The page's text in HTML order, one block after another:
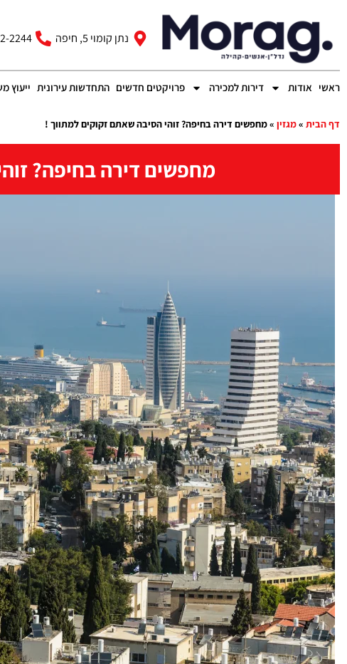
נתן קומוי 5, חיפה 2244
ראשי אודות דירות למכירה פרויקטים חדשים התחדשות עירונית ייעוץ
דף הבית »מגזין »מחפשים דירה בחיפה? זוהי הסיבה שאתם זקוקים למתווך !
מחפשים דירה בחיפה?